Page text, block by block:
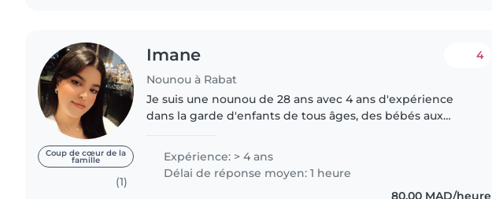
Coup de cœur de la
famille
(1)
Imane
Nounou à Rabat
4
Je suis une nounou de 28 ans avec 4 ans d'expérience
dans la garde d'enfants de tous âges, des bébés aux
tâches, comme..
Expérience: > 4 ans
Délai de réponse moyen: 1 heure
80,00 MAD/heure